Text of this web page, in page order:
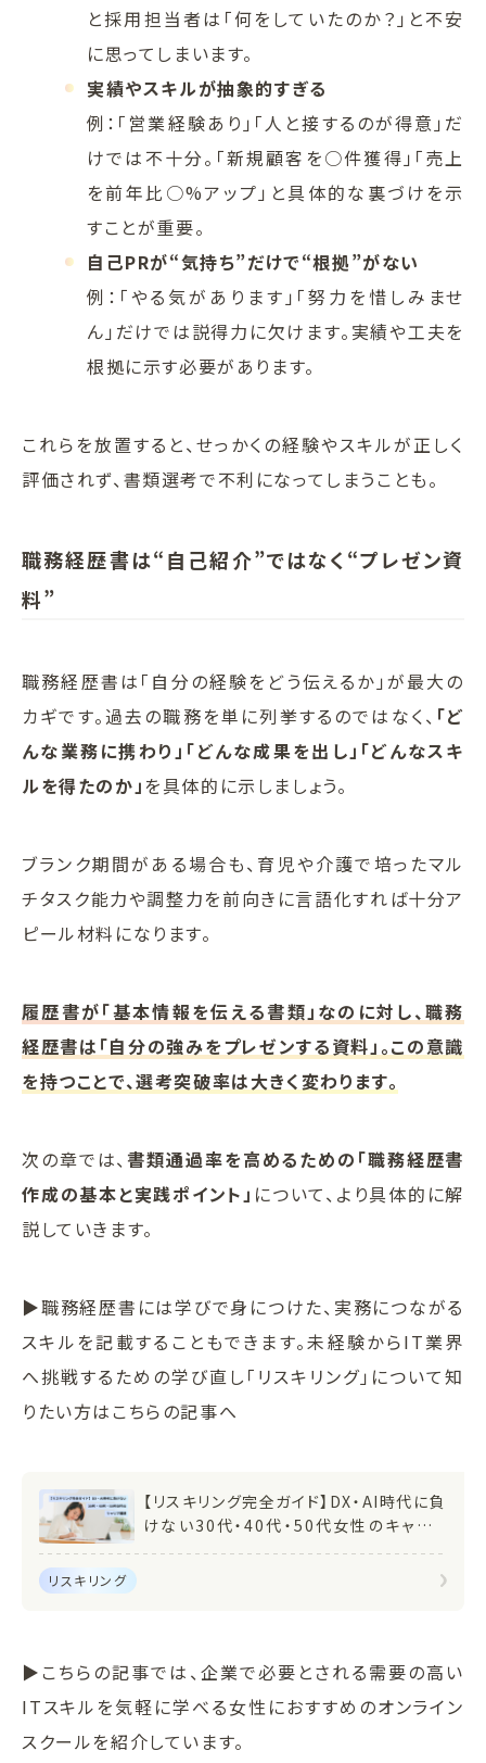
と採用担当者は「何をしていたのか？」と不安
に思ってしまいます。
実績やスキルが抽象的すぎる
例：「営業経験あり」「人と接するのが得意」だ
けでは不十分。「新規顧客を○件獲得」「売上
を前年比○%アップ」と具体的な裏づけを示
すことが重要。
自己PRが“気持ち”だけで“根拠”がない
例：「やる気があります」「努力を惜しみませ
ん」だけでは説得力に欠けます。実績や工夫を
根拠に示す必要があります。
これらを放置すると、せっかくの経験やスキルが正しく
評価されず、書類選考で不利になってしまうことも。
職務経歴書は“自己紹介”ではなく“プレゼン資
料”
職務経歴書は「自分の経験をどう伝えるか」が最大の
カギです。過去の職務を単に列挙するのではなく、 「ど
んな業務に携わり」「どんな成果を出し」「どんなスキ
ルを得たのか」 を具体的に示しましょう。
ブランク期間がある場合も、育児や介護で培ったマル
チタスク能力や調整力を前向きに言語化すれば十分ア
ピール材料になります。
履歴書が「基本情報を伝える書類」なのに対し、職務
経歴書は「自分の強みをプレゼンする資料」。この意識
を持つことで、選考突破率は大きく変わります。
次の章では、 書類通過率を高めるための「職務経歴書
作成の基本と実践ポイント」 について、より具体的に解
説していきます。
▶職務経歴書には学びで身につけた、実務につながる
スキルを記載することもできます。未経験からIT業界
へ挑戦するための学び直し「リスキリング」について知
りたい方はこちらの記事へ
【リスキリング完全ガイド】DX・AI時代に負
けない30代・40代・50代女性のキャリア
戦略
リスキリング
▶こちらの記事では、企業で必要とされる需要の高い
ITスキルを気軽に学べる女性におすすめのオンライン
スクールを紹介しています。